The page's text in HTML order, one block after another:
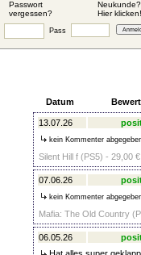
Passwort
vergessen?
Neukunde?
Hier klicken!
Pass
Datum
13.07.26
kein Kommenter
Silent Hill f (PS5) - 29,00 €
07.06.26
kein Kommenter
Mafia: The Old Country
06.05.26